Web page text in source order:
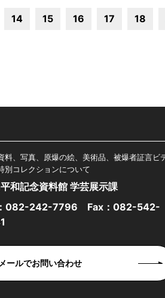
14 15 16 17 18
料、写真、原爆の絵、美術品、被爆者証言ビ
別コレクションについて
和記念資料館 学芸展示課
082-242-7796 Fax：082-542-
メールでお問い合わせ